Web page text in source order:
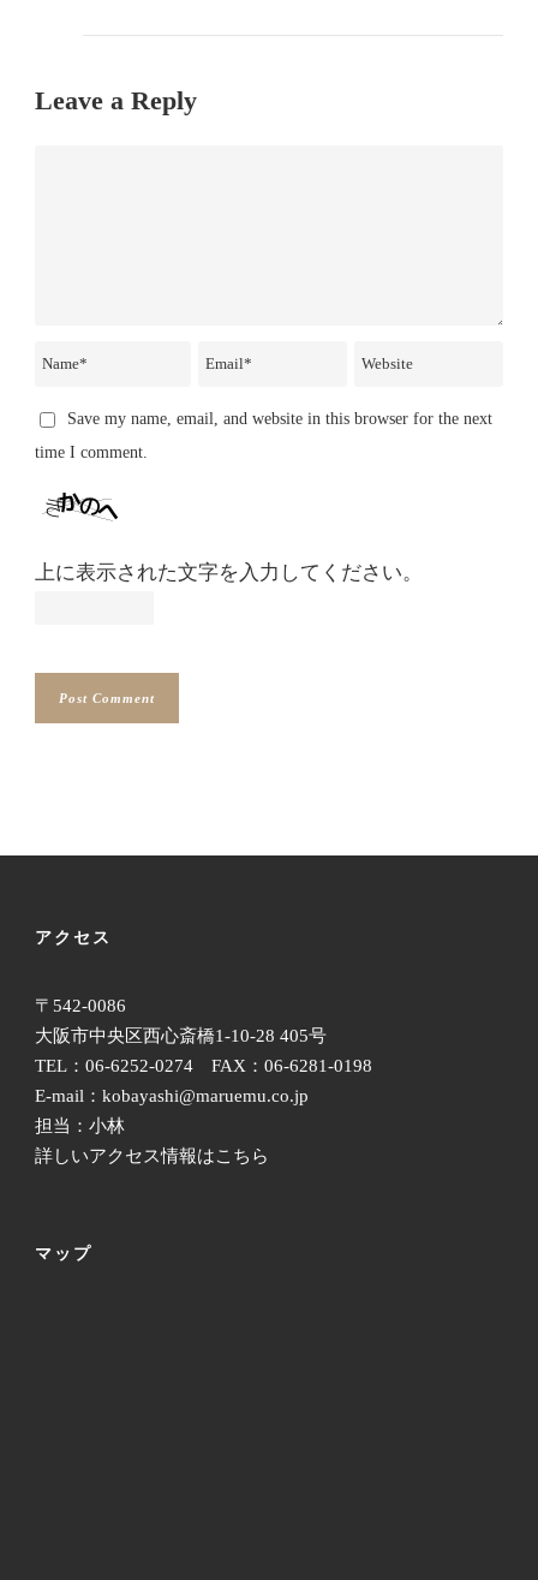
Leave a Reply
Save my name, email, and website in this browser for the next
time I comment.
上に表示された文字を入力してください。
アクセス
〒542-0086
大阪市中央区西心斎橋1-10-28 405号
TEL：06-6252-0274 FAX：06-6281-0198
E-mail：kobayashi@maruemu.co.jp
担当：小林
詳しいアクセス情報はこちら
マップ